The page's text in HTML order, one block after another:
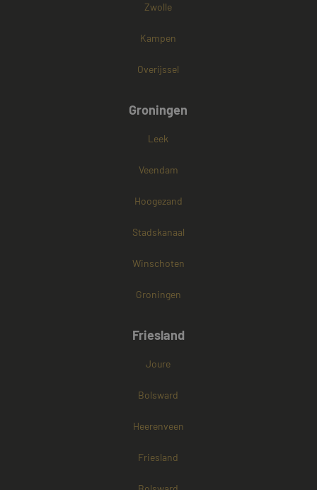
Zwolle
Kampen
Overijssel
Groningen
Leek
Veendam
Hoogezand
Stadskanaal
Winschoten
Groningen
Friesland
Joure
Bolsward
Heerenveen
Friesland